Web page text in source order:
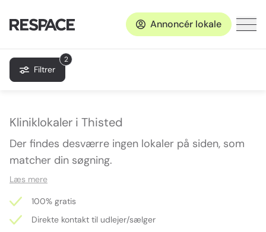
Annoncér lokale
2
Filtrer
Kliniklokaler i Thisted
Der findes desværre ingen lokaler på siden, som
matcher din søgning.
Læs mere
100% gratis
Direkte kontakt til udlejer/sælger